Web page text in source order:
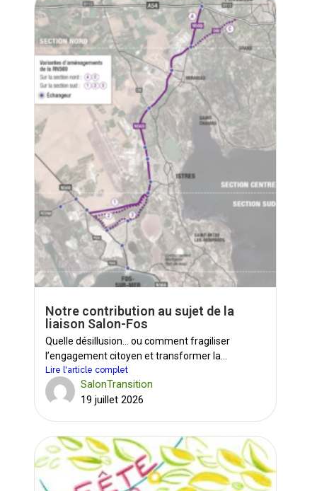
Notre contribution au sujet de la
liaison Salon-Fos
Quelle désillusion… ou comment fragiliser
l’engagement citoyen et transformer la...
Lire l'article complet
SalonTransition
19 juillet 2026